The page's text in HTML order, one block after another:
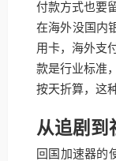
付款方式也要
在海外没国内
用卡，海外支
款是行业标准
按天折算，这
从追剧到
回国加速器的